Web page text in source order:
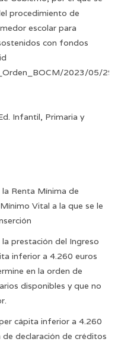
procedimiento de
escolar para
con fondos
2023/05/
Infantil, Primaria y
Renta Mínima de
Vital a la que se le
prestación del Ingreso
inferior a 4.260 euros
en la orden de
disponibles y que no
cápita inferior a 4.260
declaración de créditos